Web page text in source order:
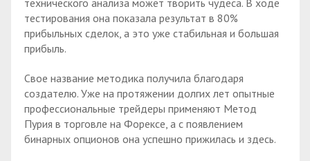
технического анализа может творить чудеса. В ходе
тестирования она показала результат в 80%
прибыльных сделок, а это уже стабильная и большая
прибыль.
Свое название методика получила благодаря
создателю. Уже на протяжении долгих лет опытные
профессиональные трейдеры применяют Метод
Пурия в торговле на Форексе, а с появлением
бинарных опционов она успешно прижилась и здесь.